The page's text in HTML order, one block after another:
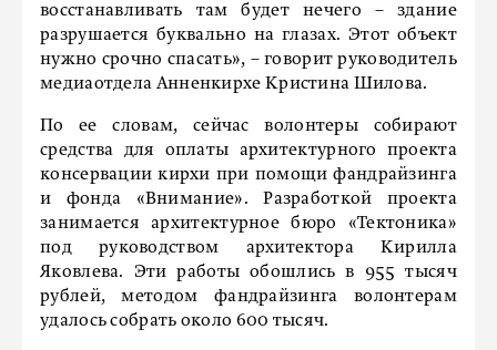
восстанавливать там будет нечего – здание
разрушается буквально на глазах. Этот объект
нужно срочно спасать», – говорит руководитель
медиаотдела Анненкирхе Кристина Шилова.
По ее словам, сейчас волонтеры собирают
средства для оплаты архитектурного проекта
консервации кирхи при помощи фандрайзинга
и фонда «Внимание». Разработкой проекта
занимается архитектурное бюро «Тектоника»
под руководством архитектора Кирилла
Яковлева. Эти работы обошлись в 955 тысяч
рублей, методом фандрайзинга волонтерам
удалось собрать около 600 тысяч.